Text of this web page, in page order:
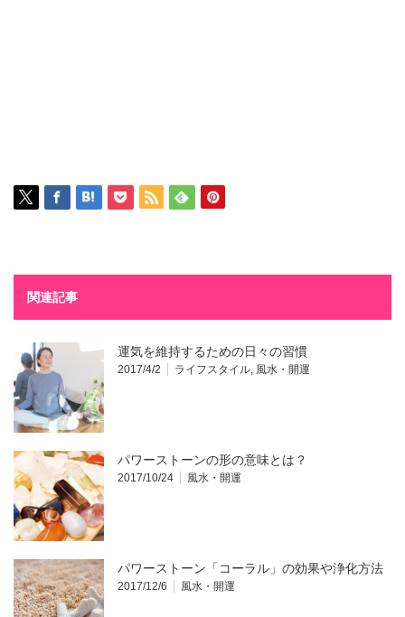
関連記事
運気を維持するための日々の習慣
2017/4/2 ライフスタイル 風水・開運
パワーストーンの形の意味とは？
2017/10/24 風水・開運
パワーストーン「コーラル」の効果や浄化方法
2017/12/6 風水・開運